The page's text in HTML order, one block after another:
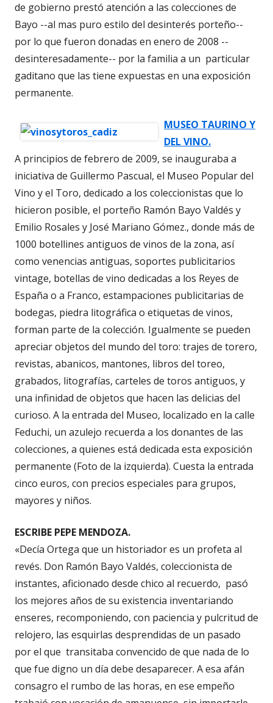
de gobierno prestó atención a las colecciones de
Bayo --al mas puro estilo del desinterés porteño--
por lo que fueron donadas en enero de 2008 --
desinteresadamente-- por la familia a un particular
gaditano que las tiene expuestas en una exposición
permanente.
MUSEO TAURINO Y
DEL VINO.
A principios de febrero de 2009, se inauguraba a
iniciativa de Guillermo Pascual, el Museo Popular del
Vino y el Toro, dedicado a los coleccionistas que lo
hicieron posible, el porteño Ramón Bayo Valdés y
Emilio Rosales y José Mariano Gómez., donde más de
1000 botellines antiguos de vinos de la zona, así
como venencias antiguas, soportes publicitarios
vintage, botellas de vino dedicadas a los Reyes de
España o a Franco, estampaciones publicitarias de
bodegas, piedra litográfica o etiquetas de vinos,
forman parte de la colección. Igualmente se pueden
apreciar objetos del mundo del toro: trajes de torero,
revistas, abanicos, mantones, libros del toreo,
grabados, litografías, carteles de toros antiguos, y
una infinidad de objetos que hacen las delicias del
curioso. A la entrada del Museo, localizado en la calle
Feduchi, un azulejo recuerda a los donantes de las
colecciones, a quienes está dedicada esta exposición
permanente (Foto de la izquierda). Cuesta la entrada
cinco euros, con precios especiales para grupos,
mayores y niños.
ESCRIBE PEPE MENDOZA.
«Decía Ortega que un historiador es un profeta al
revés. Don Ramón Bayo Valdés, coleccionista de
instantes, aficionado desde chico al recuerdo, pasó
los mejores años de su existencia inventariando
enseres, recomponiendo, con paciencia y pulcritud de
relojero, las esquirlas desprendidas de un pasado
por el que transitaba convencido de que nada de lo
que fue digno un día debe desaparecer. A esa afán
consagro el rumbo de las horas, en ese empeño